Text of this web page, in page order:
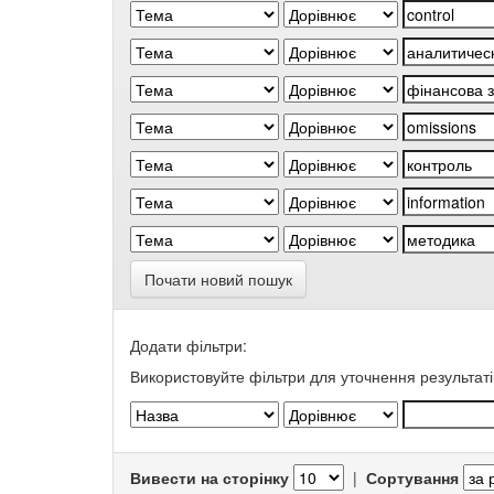
Почати новий пошук
Додати фільтри:
Використовуйте фільтри для уточнення
Вивести на сторінку | Сортування